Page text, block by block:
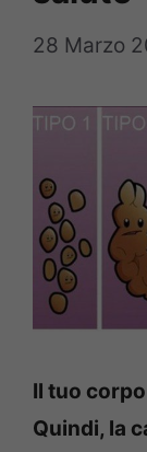
28 Marzo
Il tuo
Quindi, la